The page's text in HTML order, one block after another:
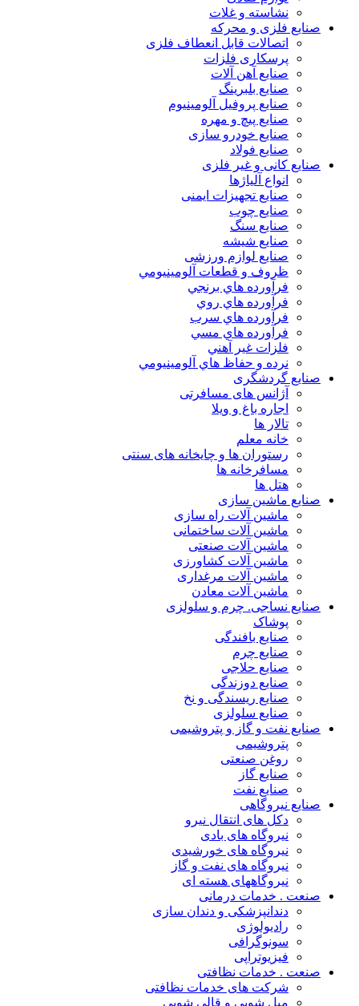
نشاسته و غلات
صنایع فلزی و محرکه
اتصالات قابل انعطاف فلزی
پرسکاری فلزات
صنایع آهن آلات
صنایع بلبرینگ
صنایع پروفیل آلومینیوم
صنایع پیچ و مهره
صنایع خودرو سازی
صنایع فولاد
صنایع کانی و غیر فلزی
انواع آلياژها
صنایع تجهیزات ایمنی
صنایع چوب
صنایع سنگ
صنایع شیشه
صنایع لوازم ورزشی
ظروف و قطعات آلومينيومي
فرآورده هاي برنجي
فرآورده هاي روي
فرآورده هاي سرب
فرآورده هاي مسي
فلزات غير آهني
نرده و حفاظ هاي آلومينيومي
صنایع گردشگری
آژانس های مسافرتی
اجاره باغ و ویلا
تالار ها
خانه معلم
رستوران ها و چایخانه های سنتی
مسافرخانه ها
هتل ها
صنایع ماشین سازی
ماشین آلات راه سازی
ماشین آلات ساختمانی
ماشین آلات صنعتی
ماشین آلات کشاورزی
ماشین آلات مرغداری
ماشین آلات معادن
صنایع نساجی. چرم و سلولزی
پوشاک
صنایع بافندگی
صنایع چرم
صنایع حلاجی
صنایع دوزندگی
صنایع ریسندگی و نخ
صنایع سلولزی
صنایع نفت و گاز و پتروشیمی
پتروشیمی
روغن صنعتی
صنایع گاز
صنایع نفت
صنایع نیروگاهی
دکل های انتقال نیرو
نیروگاه های بادی
نیروگاه های خورشیدی
نیروگاه های نفت و گاز
نیروگاههای هسته ای
صنعت . خدمات درمانی
دندانپزشکی و دندان سازی
رادیولوژی
سونوگرافی
فیزیوتراپی
صنعت . خدمات نظافتی
شرکت های خدمات نظافتی
مبل شویی و قالی شویی